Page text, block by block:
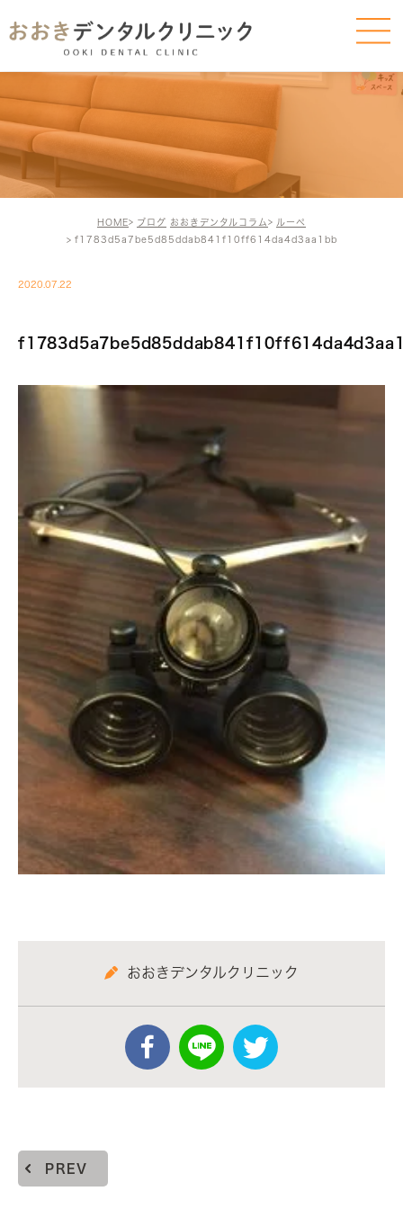
HOME ブログ おおきデンタルコラム
ルーペ
f1783d5a7be5d85ddab841f10ff614da4d3aa1bb
2020.07.22
おおきデンタルクリニック
PREV